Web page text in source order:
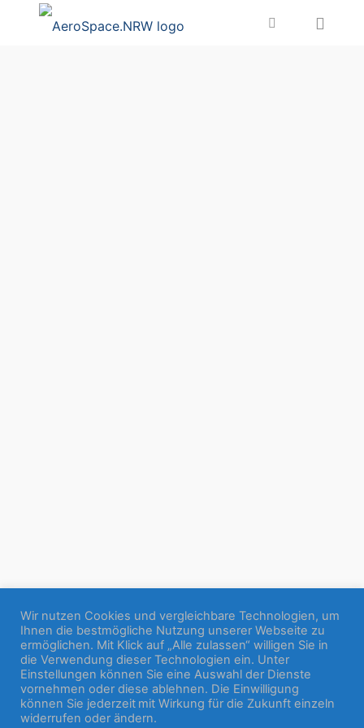
Wir nutzen Cookies und vergleichbare Technologien, um
Ihnen die bestmögliche Nutzung unserer Webseite zu
ermöglichen. Mit Klick auf „Alle zulassen“ willigen Sie in
die Verwendung dieser Technologien ein. Unter
Einstellungen können Sie eine Auswahl der Dienste
vornehmen oder diese ablehnen. Die Einwilligung
können Sie jederzeit mit Wirkung für die Zukunft einzeln
widerrufen oder ändern.